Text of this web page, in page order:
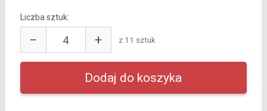
Liczba sztuk:
− + z 11 sztuk